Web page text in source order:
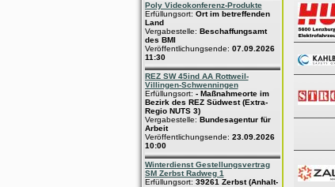
Poly Videokonferenz-Produkte
Erfüllungsort: Ort im betreffenden
Land
Vergabestelle: Beschaffungsamt
des BMI
Veröffentlichungsende: 07.09.2026
11:30
REZ SW 45ind AA Rottweil-
Villingen-Schwenningen
Erfüllungsort: - Maßnahmeorte im
Bezirk des REZ Südwest (Extra-
Regio NUTS 3)
Vergabestelle: Bundesagentur für
Arbeit
Veröffentlichungsende: 23.09.2026
10:00
Winterdienst Gestellungsvertrag
SM Zerbst Radweg 1
Erfüllungsort: 39261 Zerbst (Anhalt-